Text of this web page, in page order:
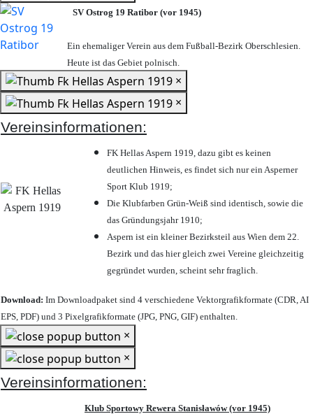
SV Ostrog 19 Ratibor (vor 1945)
Ein ehemaliger Verein aus dem Fußball-Bezirk Oberschlesien.
Heute ist das Gebiet polnisch.
×
×
Vereinsinformationen:
FK Hellas Aspern 1919, dazu gibt es keinen
deutlichen Hinweis, es findet sich nur ein Asperner
Sport Klub 1919;
Die Klubfarben Grün-Weiß sind identisch, sowie die
das Gründungsjahr 1910;
Aspern ist ein kleiner Bezirksteil aus Wien dem 22.
Bezirk und das hier gleich zwei Vereine gleichzeitig
gegründet wurden, scheint sehr fraglich.
Download: Im Downloadpaket sind 4 verschiedene Vektorgrafikformate (CDR, AI
EPS, PDF) und 3 Pixelgrafikformate (JPG, PNG, GIF) enthalten.
×
×
Vereinsinformationen:
Klub Sportowy Rewera Stanisławów (vor 1945)